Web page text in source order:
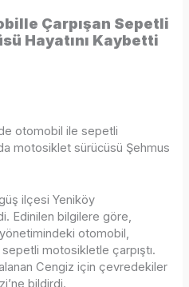
Çarpışan Sepetli
Hayatını Kaybetti
otomobil ile sepetli
motosiklet sürücüsü Şehmus
ilçesi Yeniköy
Edinilen bilgilere göre,
otomobil,
sepetli motosikletle çarpıştı.
Cengiz için çevredekiler
bildirdi.